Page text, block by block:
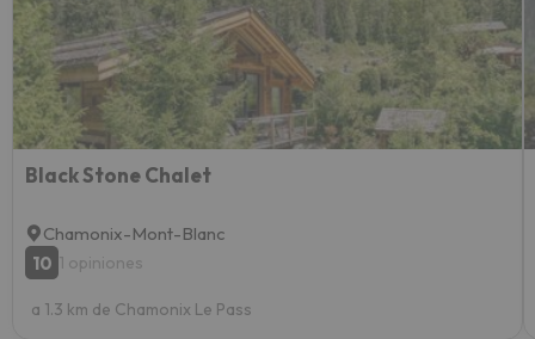
yo.
Black Stone Chalet
Chamonix-Mont-Blanc
10 1 opiniones
a 1.3 km de Chamonix Le Pass